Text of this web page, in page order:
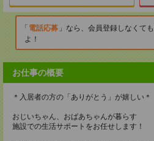
電話応募
なら、会員登録しなくて
よ！
お仕事の概要
＊入居者の方の「ありがとう」が嬉しい＊
おじいちゃん、おばあちゃんが暮らす
施設での生活サポートをお任せします！